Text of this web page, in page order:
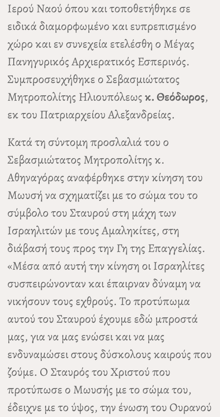
Ιερού Ναού όπου και τοποθετήθηκε σε
ειδικά διαμορφωμένο και ευπρεπισμένο
χώρο και εν συνεχεία ετελέσθη ο Μέγας
Πανηγυρικός Αρχιερατικός Εσπερινός.
Συμπροσευχήθηκε ο Σεβασμιώτατος
Μητροπολίτης Ηλιουπόλεωςκ. Θεόδωρος,
εκ του Πατριαρχείου Αλεξανδρείας.
Κατά τη σύντομη προσλαλιά του ο
Σεβασμιώτατος Μητροπολίτης κ.
Αθηναγόρας αναφέρθηκε στην κίνηση του
Μωυσή να σχηματίζει με το σώμα του το
σύμβολο του Σταυρού στη μάχη των
Ισραηλιτών με τους Αμαληκίτες, στη
διάβασή τους προς την Γη της Επαγγελίας.
«Μέσα από αυτή την κίνηση οι Ισραηλίτες
συσπειρώνονταν και έπαιρναν δύναμη να
νικήσουν τους εχθρούς. Το προτύπωμα
αυτού του Σταυρού έχουμε εδώ μπροστά
μας, για να μας ενώσει και να μας
ενδυναμώσει στους δύσκολους καιρούς που
ζούμε. Ο Σταυρός του Χριστού που
προτύπωσε ο Μωυσής με το σώμα του,
έδειχνε με το ύψος, την ένωση του Ουρανού